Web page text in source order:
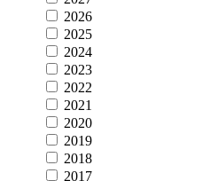
2026
2025
2024
2023
2022
2021
2020
2019
2018
2017